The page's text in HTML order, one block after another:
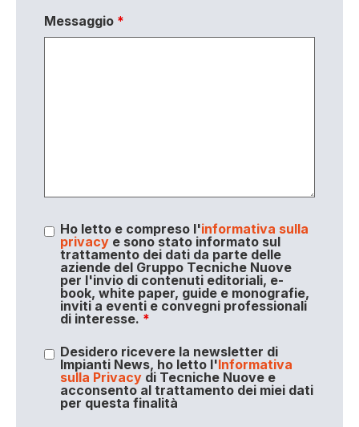
Messaggio *
Ho letto e compreso l'informativa sulla
privacye sono stato informato sul
trattamento dei dati da parte delle
aziende del Gruppo Tecniche Nuove
per l'invio di contenuti editoriali, e-
book, white paper, guide e monografie,
inviti a eventi e convegni professionali
di interesse. *
Desidero ricevere la newsletter di
Impianti News, ho letto l'Informativa
sulla Privacydi Tecniche Nuove e
acconsento al trattamento dei miei dati
per questa finalità